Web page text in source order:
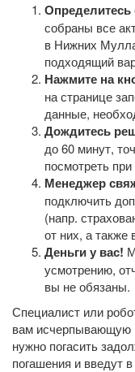
Определитесь
собраны все
в Нижних
подходящий
Нажмите на
на странице
данные,
Дождитесь
до 60 минут,
посмотреть
Менеджер
подключить
(напр.
от них, а также
Деньги у вас!
усмотрению,
вы не обязаны.
Специалист или
вам исчерпывающую
нужно погасить
погашения и введут